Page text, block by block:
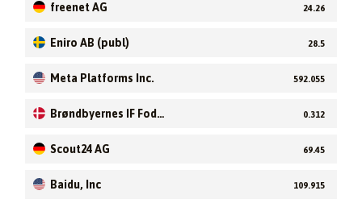
freenet AG 24.26
Eniro AB (publ) 28.5
Meta Platforms Inc. 592.055
Brøndbyernes IF Fodb
0.312
Scout24 AG 69.45
Baidu, Inc 109.915